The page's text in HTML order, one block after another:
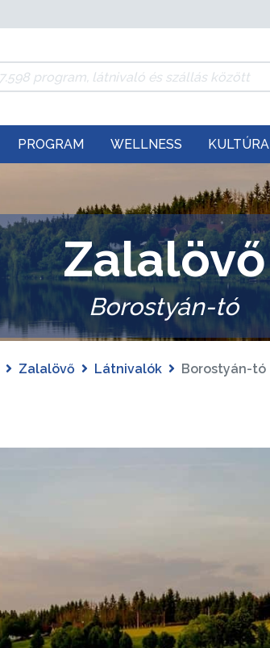
PROGRAM WELLNESS KULTÚRA
Zalalövő
Borostyán-tó
Zalalövő Látnivalók Borostyán-tó